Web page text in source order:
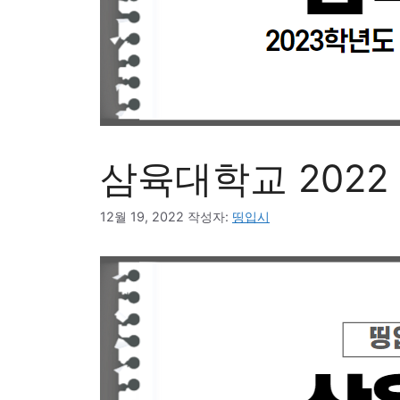
삼육대학교 2022
12월 19, 2022 작성자: 띵입시